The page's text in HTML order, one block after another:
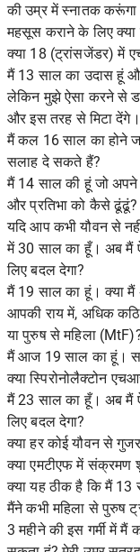
की उम्र में स्नातक
महसूस कराने के लिए
क्या 18 (ट्रांसजेंडर) में
मैं 13 साल का उदास हूं
लेकिन मुझे ऐसा करने से डर
और इस तरह से मिटा देंगे।
मैं कल 16 साल का होने
सलाह दे सकते हैं?
मैं 14 साल की हूं जो
और प्रतिभा को कैसे ढूंढूं?
यदि आप कभी यौवन से
में 30 साल का हूँ। अब मैं
लिए बदल देगा?
मैं 19 साल का हूं। क्या मैं
आपकी राय में, अधिक
या पुरुष से महिला
मैं आज 19 साल का हूं।
क्या स्पिरोनोलैक्टोन
मैं 23 साल का हूँ। अब मैं
लिए बदल देगा?
क्या हर कोई यौवन से
क्या एमटीएफ में संक्रमण
क्या यह ठीक है कि मैं 13
मैंने कभी महिला से पुरुष
3 महीने की इस गर्मी में